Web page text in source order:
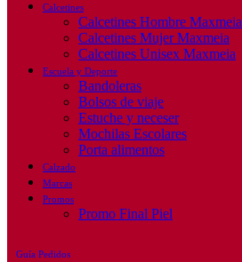
Calcetines
Calcetines Hombre Maxmeia
Calcetines Mujer Maxmeia
Calcetines Unisex Maxmeia
Escuela y Deporte
Bandoleras
Bolsos de viaje
Estuche y neceser
Mochilas Escolares
Porta alimentos
Calzado
Marcas
Promos
Promo Final Piel
Guía Pedidos